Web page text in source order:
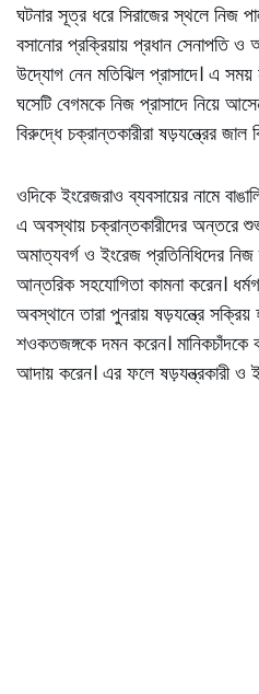
ঘটনার সূত্র ধরে সিরাজের স্থলে নিজ
বসানাের প্রক্রিয়ায় প্রধান সেনাপতি
উদ্যোগ নেন মতিঝিল প্রাসাদে। এ সময়
ঘসেটি বেগমকে নিজ প্রাসাদে নিয়ে
বিরুদ্ধে চক্রান্তকারীরা ষড়যন্ত্রের জাল
ওদিকে ইংরেজরাও ব্যবসায়ের নামে
এ অবস্থায় চক্রান্তকারীদের অন্তরে
অমাত্যবর্গ ও ইংরেজ প্রতিনিধিদের
আন্তরিক সহযােগিতা কামনা করেন।
অবস্থানে তারা পুনরায় ষড়যন্ত্রে সক্রিয়
শওকতজঙ্গকে দমন করেন।
আদায় করেন। এর ফলে ষড়যন্ত্রকারী ও